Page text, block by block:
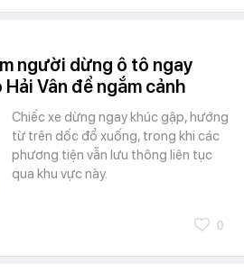
người dừng ô tô ngay
Vân để ngắm cảnh
Chiếc xe dừng ngay khúc gập, hướng
từ trên dốc đổ xuống, trong khi các
phương tiện vẫn lưu thông liên tục
qua khu vực này.
0